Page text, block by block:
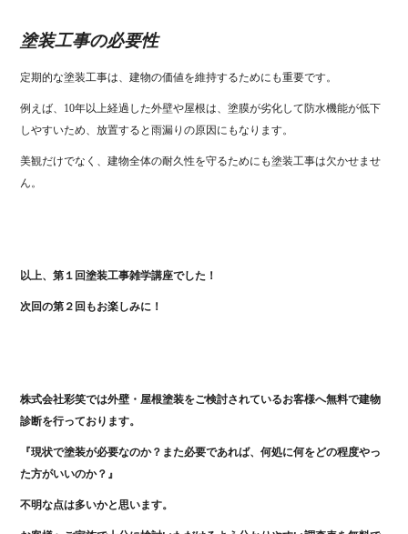
塗装工事の必要性
定期的な塗装工事は、建物の価値を維持するためにも重要です。
例えば、10年以上経過した外壁や屋根は、塗膜が劣化して防水機能が低下
しやすいため、放置すると雨漏りの原因にもなります。
美観だけでなく、建物全体の耐久性を守るためにも塗装工事は欠かせませ
ん。
以上、第１回塗装工事雑学講座でした！
次回の第２回もお楽しみに！
株式会社彩笑では外壁・屋根塗装をご検討されているお客様へ無料で建物
診断を行っております。
『現状で塗装が必要なのか？また必要であれば、何処に何をどの程度やっ
た方がいいのか？』
不明な点は多いかと思います。